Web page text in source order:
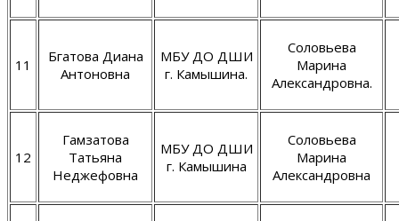
11
Бгатова Диана
Антоновна
МБУ ДО ДШИ
г. Камышина.
Соловьева
Марина
Александровна.
12
Гамзатова
Татьяна
Неджефовна
МБУ ДО ДШИ
г. Камышина
Соловьева
Марина
Александровна